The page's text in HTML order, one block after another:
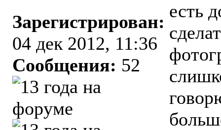
Зарегистрирован:
04 дек 2012, 11:36
Сообщения: 52
есть